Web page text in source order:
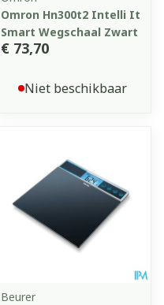
Omron Hn300t2 Intelli It
Smart Wegschaal Zwart
€ 73,70
Niet beschikbaar
Beurer